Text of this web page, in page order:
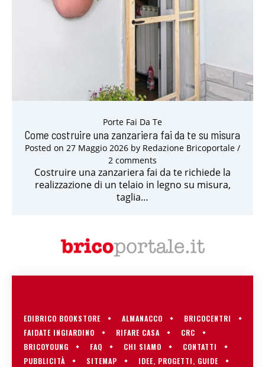
Porte Fai Da Te
Come costruire una zanzariera fai da te su misura
Posted on 27 Maggio 2026 by Redazione Bricoportale /
2 comments
Costruire una zanzariera fai da te richiede la
realizzazione di un telaio in legno su misura,
taglia…
EDIBRICO BOOKSTORE ALMANACCO
BRICOCENTRI
FAIDATE INGIARDINO
RIFARE CASA
CRC
BRICOYOUNG
FAQ CHI SIAMO
CONTATTI
PUBBLICITÀ
SITEMAP IDEE, PROGETTI, GUIDE